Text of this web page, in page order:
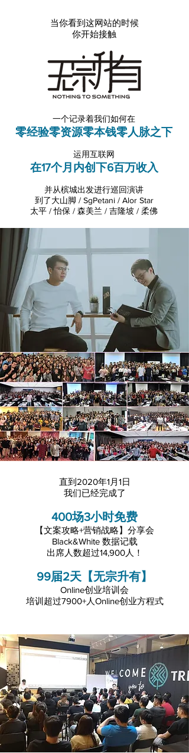
当你看到这网站的时候
你开始接触
一个记录着我们如何在
零经验零资源零本钱零人脉之下
运用互联网
在17个月内创下6百万收入
并从槟城出发进行巡回演讲
到了大山脚 / SgPetani / Alor Star
太平 / 怡保 / 森美兰 / 吉隆坡 / 柔佛
直到2020年1月1日
我们已经完成了
400场3小时免费
【文案攻略+营销战略】分享会
Black&White 数据记载
出席人数超过14,900人！
99届2天【无宗升有】
Online创业培训会
培训超过7900+人Online创业方程式